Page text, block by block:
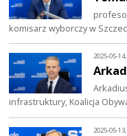
komisarz wyborczy w
2025-05-
infrastruktury, Koalicja
2025-05-